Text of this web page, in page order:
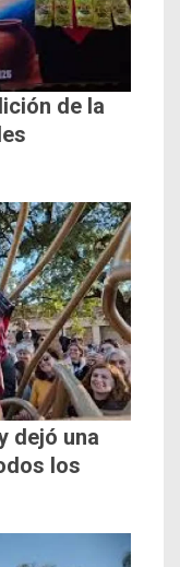
de la
dejó una
los